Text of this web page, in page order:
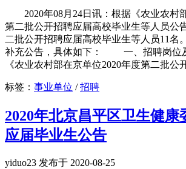
2020年08月24日讯：根据《农业农村
第二批公开招聘应届高校毕业生等人员公
二批公开招聘应届高校毕业生等人员11名
补充公告，具体如下： 一、招聘岗
《农业农村部在京单位2020年度第二批公
标签： 事业单位 /招聘
2020年北京昌平区卫生健康
应届毕业生公告
yiduo23 发布于 2020-08-25